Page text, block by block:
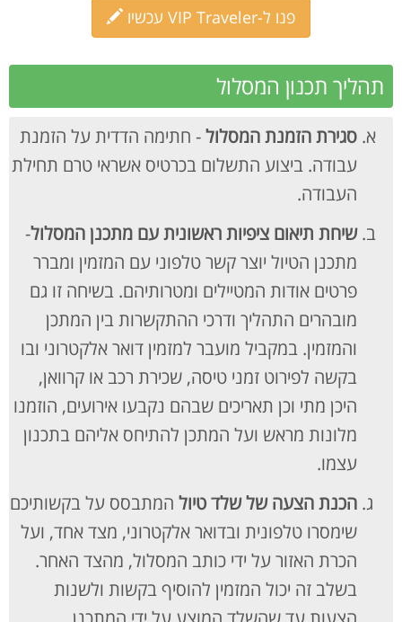
פנו ל-VIP Traveler עכשיו
תהליך תכנון המסלול
סגירת הזמנת המסלול- חתימה הדדית על הזמנת
עבודה. ביצוע התשלום בכרטיס אשראי טרם תחילת
העבודה.
שיחת תיאום ציפיות ראשונית עם מתכנן המסלול-
מתכנן הטיול יוצר קשר טלפוני עם המזמין ומברר
פרטים אודות המטיילים ומטרותיהם. בשיחה זו גם
מובהרים התהליך ודרכי ההתקשרות בין המתכן
והמזמין. במקביל מועבר למזמין דואר אלקטרוני ובו
בקשה לפירוט זמני טיסה, שכירת רכב או קרוואן,
היכן מתי וכן תאריכים שבהם נקבעו אירועים, הוזמנו
מלונות מראש ועל המתכן להתיחס אליהם בתכנון
עצמו.
הכנת הצעה של שלד טיול המתבסס על בקשותיכם
שימסרו טלפונית ובדואר אלקטרוני, מצד אחד, ועל
הכרת האזור על ידי כותב המסלול, מהצד האחר.
בשלב זה יכול המזמין להוסיף בקשות ולשנות